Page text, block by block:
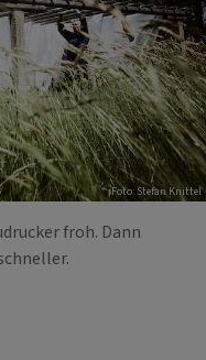
Foto: Stefan Knittel
froh. Dann